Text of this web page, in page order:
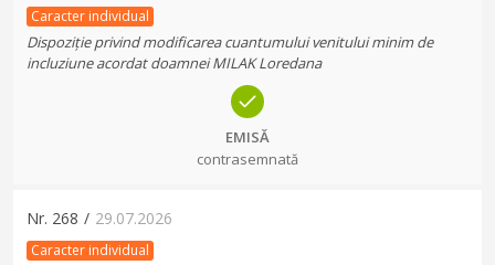
Caracter individual
Dispoziție privind modificarea cuantumului venitului minim de
incluziune acordat doamnei MILAK Loredana
EMISĂ
contrasemnată
Nr. 268 / 29.07.2026
Caracter individual